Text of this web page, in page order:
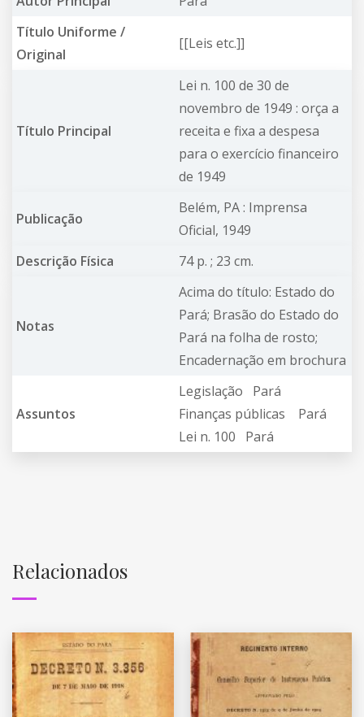
Título Uniforme /
Original
[[Leis etc.]]
Título Principal
Lei n. 100 de 30 de
novembro de 1949 : orça a
receita e fixa a despesa
para o exercício financeiro
de 1949
Publicação
Belém, PA : Imprensa
Oficial, 1949
Descrição Física
74 p. ; 23 cm.
Notas
Acima do título: Estado do
Pará; Brasão do Estado do
Pará na folha de rosto;
Encadernação em brochura
Assuntos
Legislação Pará
Finanças públicas Pará
Lei n. 100 Pará
Relacionados